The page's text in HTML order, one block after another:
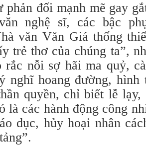
phản đối mạnh mẽ gay
nghệ sĩ, các bậc
văn Văn Giá thống
trẻ thơ của chúng ta”,
rắc nỗi sợ hãi ma quỷ,
nghĩ hoang đường,
quyền, chỉ biết lễ
là các hành động công
dục, hủy hoại nhân